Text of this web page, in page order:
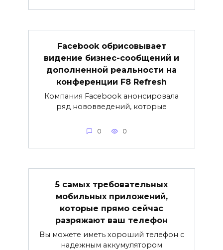
Facebook обрисовывает
видение бизнес-сообщений и
дополненной реальности на
конференции F8 Refresh
Компания Facebook анонсировала
ряд нововведений, которые
0 0
5 самых требовательных
мобильных приложений,
которые прямо сейчас
разряжают ваш телефон
Вы можете иметь хороший телефон с
надежным аккумулятором